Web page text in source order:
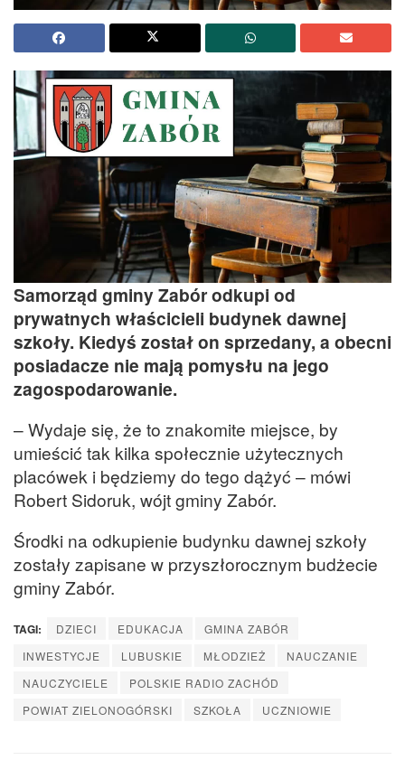
Samorząd gminy Zabór odkupi od
prywatnych właścicieli budynek dawnej
szkoły. Kiedyś został on sprzedany, a obecni
posiadacze nie mają pomysłu na jego
zagospodarowanie.
– Wydaje się, że to znakomite miejsce, by
umieścić tak kilka społecznie użytecznych
placówek i będziemy do tego dążyć – mówi
Robert Sidoruk, wójt gminy Zabór.
Środki na odkupienie budynku dawnej szkoły
zostały zapisane w przyszłorocznym budżecie
gminy Zabór.
TAGI: DZIECI EDUKACJA
GMINA ZABÓR
INWESTYCJE
LUBUSKIE MŁODZIEŻ
NAUCZANIE
NAUCZYCIELE
POLSKIE RADIO ZACHÓD
POWIAT ZIELONOGÓRSKI
SZKOŁA UCZNIOWIE